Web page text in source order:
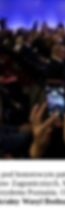
honorowym
Zagranicznych,
Poznania.
Wasyl